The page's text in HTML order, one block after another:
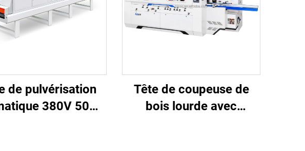
de pulvérisation
380V 50HZ
Tête de coupeuse de
bois lourde avec